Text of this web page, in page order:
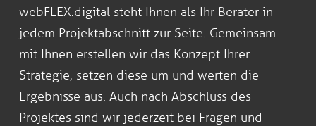
webFLEX.digital steht Ihnen als Ihr Berater in
jedem Projektabschnitt zur Seite. Gemeinsam
mit Ihnen erstellen wir das Konzept Ihrer
Strategie, setzen diese um und werten die
Ergebnisse aus. Auch nach Abschluss des
Projektes sind wir jederzeit bei Fragen und